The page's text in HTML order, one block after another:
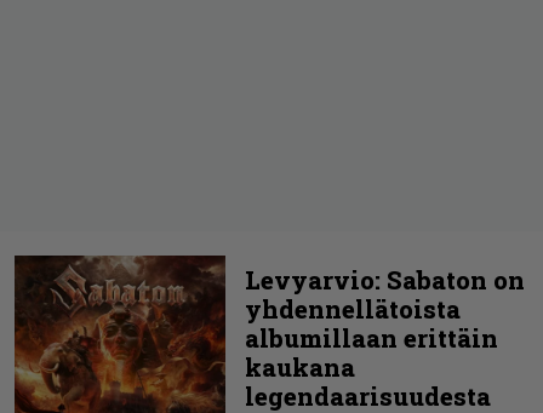
Levyarvio: Sabaton on
yhdennellätoista
albumillaan erittäin
kaukana
legendaarisuudesta